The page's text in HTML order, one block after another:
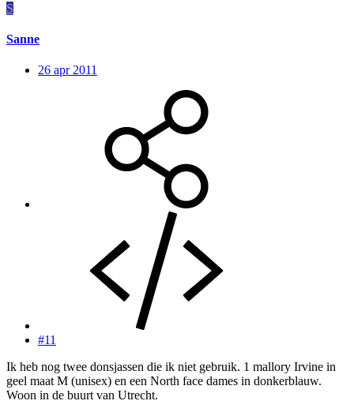
S
Sanne
26 apr 2011
#11
Ik heb nog twee donsjassen die ik niet gebruik. 1 mallory Irvine in
geel maat M (unisex) en een North face dames in donkerblauw.
Woon in de buurt van Utrecht.